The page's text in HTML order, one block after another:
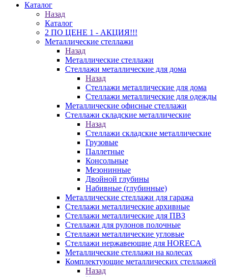
Каталог
Назад
Каталог
2 ПО ЦЕНЕ 1 - АКЦИЯ!!!
Металлические стеллажи
Назад
Металлические стеллажи
Стеллажи металлические для дома
Назад
Стеллажи металлические для дома
Стеллажи металлические для одежды
Металлические офисные стеллажи
Стеллажи складские металлические
Назад
Стеллажи складские металлические
Грузовые
Паллетные
Консольные
Мезонинные
Двойной глубины
Набивные (глубинные)
Металлические стеллажи для гаража
Стеллажи металлические архивные
Стеллажи металлические для ПВЗ
Стеллажи для рулонов полочные
Стеллажи металлические угловые
Стеллажи нержавеющие для HORECA
Металлические стеллажи на колесах
Комплектующие металлических стеллажей
Назад